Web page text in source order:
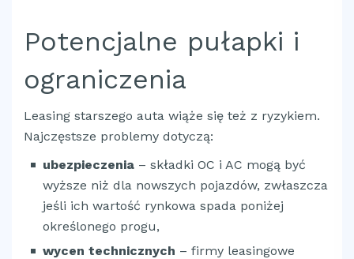
Potencjalne pułapki i
ograniczenia
Leasing starszego auta wiąże się też z ryzykiem.
Najczęstsze problemy dotyczą:
ubezpieczenia – składki OC i AC mogą być
wyższe niż dla nowszych pojazdów, zwłaszcza
jeśli ich wartość rynkowa spada poniżej
określonego progu,
wycen technicznych – firmy leasingowe